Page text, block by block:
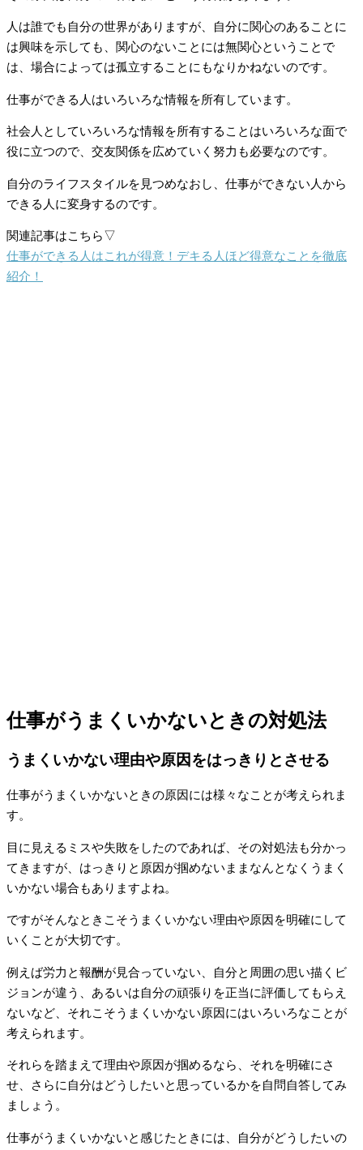
人は誰でも自分の世界がありますが、自分に関心のあることに
は興味を示しても、関心のないことには無関心ということで
は、場合によっては孤立することにもなりかねないのです。
仕事ができる人はいろいろな情報を所有しています。
社会人としていろいろな情報を所有することはいろいろな面で
役に立つので、交友関係を広めていく努力も必要なのです。
自分のライフスタイルを見つめなおし、仕事ができない人から
できる人に変身するのです。
関連記事はこちら▽
仕事ができる人はこれが得意！デキる人ほど得意なことを徹底
紹介！
仕事がうまくいかないときの対処法
うまくいかない理由や原因をはっきりとさせる
仕事がうまくいかないときの原因には様々なことが考えられま
す。
目に見えるミスや失敗をしたのであれば、その対処法も分かっ
てきますが、はっきりと原因が掴めないままなんとなくうまく
いかない場合もありますよね。
ですがそんなときこそうまくいかない理由や原因を明確にして
いくことが大切です。
例えば労力と報酬が見合っていない、自分と周囲の思い描くビ
ジョンが違う、あるいは自分の頑張りを正当に評価してもらえ
ないなど、それこそうまくいかない原因にはいろいろなことが
考えられます。
それらを踏まえて理由や原因が掴めるなら、それを明確にさ
せ、さらに自分はどうしたいと思っているかを自問自答してみ
ましょう。
仕事がうまくいかないと感じたときには、自分がどうしたいの